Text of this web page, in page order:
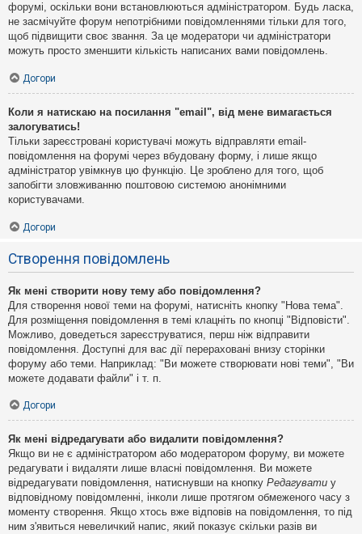
форумі, оскільки вони встановлюються адміністратором. Будь ласка,
не засмічуйте форум непотрібними повідомленнями тільки для того,
щоб підвищити своє звання. За це модератори чи адміністратори
можуть просто зменшити кількість написаних вами повідомлень.
Догори
Коли я натискаю на посилання "email", від мене вимагається
залогуватись!
Тільки зареєстровані користувачі можуть відправляти email-
повідомлення на форумі через вбудовану форму, і лише якщо
адміністратор увімкнув цю функцію. Це зроблено для того, щоб
запобігти зловживанню поштовою системою анонімними
користувачами.
Догори
Створення повідомлень
Як мені створити нову тему або повідомлення?
Для створення нової теми на форумі, натисніть кнопку "Нова тема".
Для розміщення повідомлення в темі клацніть по кнопці "Відповісти".
Можливо, доведеться зареєструватися, перш ніж відправити
повідомлення. Доступні для вас дії перераховані внизу сторінки
форуму або теми. Наприклад: "Ви можете створювати нові теми", "Ви
можете додавати файли" і т. п.
Догори
Як мені відредагувати або видалити повідомлення?
Якщо ви не є адміністратором або модератором форуму, ви можете
редагувати і видаляти лише власні повідомлення. Ви можете
відредагувати повідомлення, натиснувши на кнопку Редагувати у
відповідному повідомленні, інколи лише протягом обмеженого часу з
моменту створення. Якщо хтось вже відповів на повідомлення, то під
ним з'явиться невеличкий напис, який показує скільки разів ви